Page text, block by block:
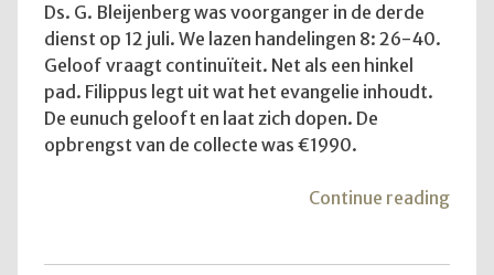
Ds. G. Bleijenberg was voorganger in de derde
dienst op 12 juli. We lazen handelingen 8: 26-40.
Geloof vraagt continuïteit. Net als een hinkel
pad. Filippus legt uit wat het evangelie inhoudt.
De eunuch gelooft en laat zich dopen. De
opbrengst van de collecte was €1990.
Continue reading"De